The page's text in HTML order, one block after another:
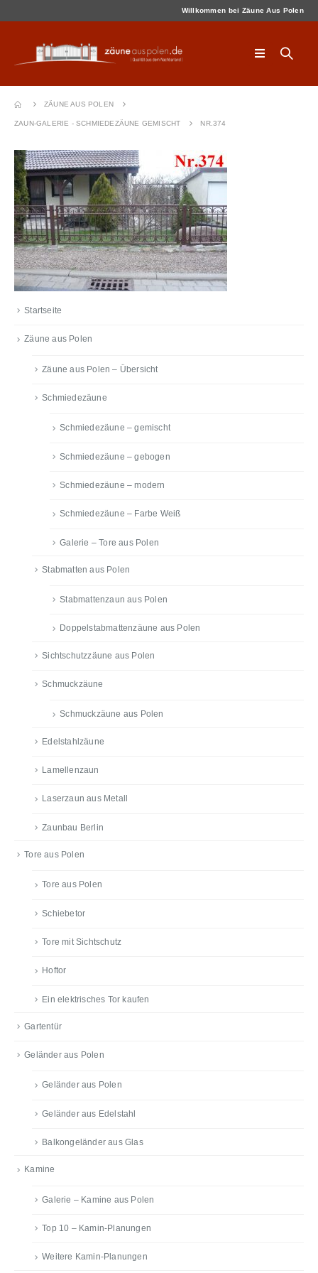
Willkommen bei Zäune Aus Polen
ZÄUNE AUS POLEN
ZAUN-GALERIE - SCHMIEDEZÄUNE GEMISCHT NR.374
Startseite
Zäune aus Polen
Zäune aus Polen – Übersicht
Schmiedezäune
Schmiedezäune – gemischt
Schmiedezäune – gebogen
Schmiedezäune – modern
Schmiedezäune – Farbe Weiß
Galerie – Tore aus Polen
Stabmatten aus Polen
Stabmattenzaun aus Polen
Doppelstabmattenzäune aus Polen
Sichtschutzzäune aus Polen
Schmuckzäune
Schmuckzäune aus Polen
Edelstahlzäune
Lamellenzaun
Laserzaun aus Metall
Zaunbau Berlin
Tore aus Polen
Tore aus Polen
Schiebetor
Tore mit Sichtschutz
Hoftor
Ein elektrisches Tor kaufen
Gartentür
Geländer aus Polen
Geländer aus Polen
Geländer aus Edelstahl
Balkongeländer aus Glas
Kamine
Galerie – Kamine aus Polen
Top 10 – Kamin-Planungen
Weitere Kamin-Planungen